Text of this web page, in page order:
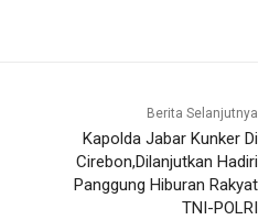
Berita Selanjutnya
Kapolda Jabar Kunker Di
Cirebon,Dilanjutkan Hadiri
Panggung Hiburan Rakyat
TNI-POLRI